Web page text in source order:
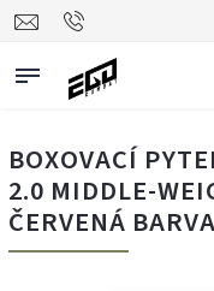
BOXOVACÍ
2.0 MIDDLE-
ČERVENÁ BARVA